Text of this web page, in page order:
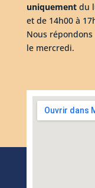
uniquement du
et de 14h00 à
Nous
le mercredi.